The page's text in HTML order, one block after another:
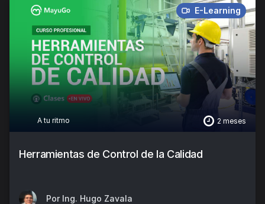
E-Learning
A tu ritmo 2 meses
Herramientas de Control de la Calidad
Por Ing. Hugo Zavala